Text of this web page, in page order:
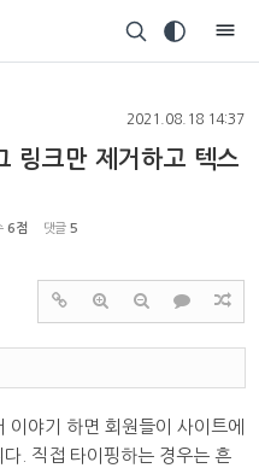
2021.08.18 14:37
링크만 제거하고 텍스
6점 댓글 5
야기 하면 회원들이 사이트에
. 직접 타이핑하는 경우는 흔
치북5
치북5